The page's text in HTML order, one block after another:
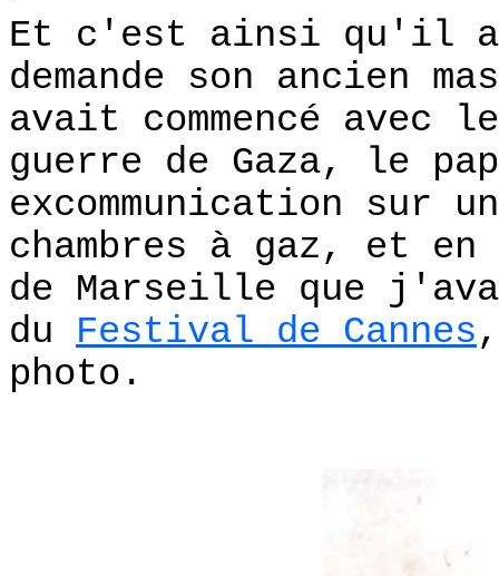
Et c'est ainsi qu'il
demande son ancien
avait commencé avec
guerre de Gaza, le
excommunication sur
chambres à gaz, et
de Marseille que
du Festival de Cannes
photo.